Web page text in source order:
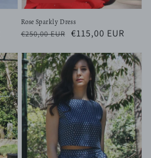
Rose Sparkly Dress
Κανονική
€250,00 EUR
Τιμή
€115,00 EUR